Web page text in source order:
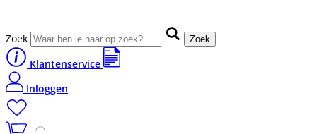
Zoek Zoek
Klantenservice
Inloggen